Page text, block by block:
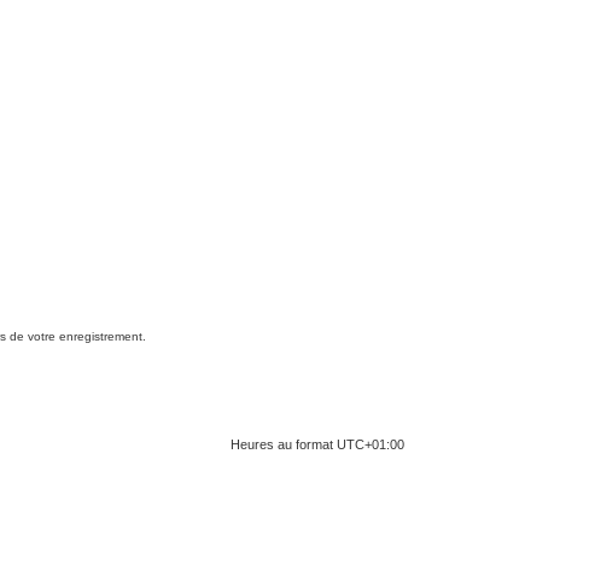
de votre enregistrement.
Heures au format UTC+01:00